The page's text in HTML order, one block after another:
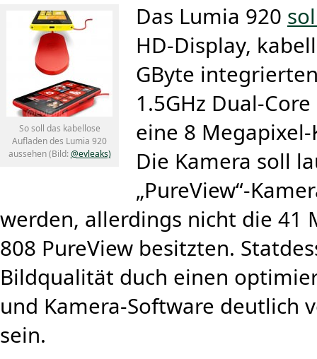
So soll das kabellose
Aufladen des Lumia 920
aussehen (Bild:@evleaks)
Das Lumia 920
HD-Display,
GByte
1.5GHz Dual-
eine 8
Die Kamera soll
„PureView“-
werden, allerdings nicht die 41
808 PureView besitzten.
Bildqualität duch einen
und Kamera-Software deutlich
sein.